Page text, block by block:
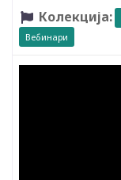
Колекција:
Вебинари